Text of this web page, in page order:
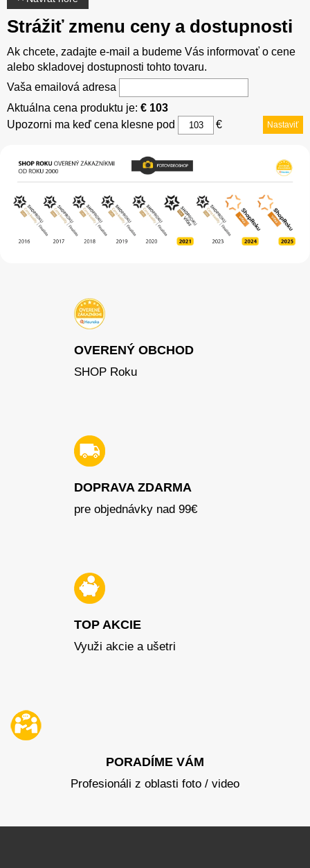
Strážiť zmenu ceny a dostupnosti
Ak chcete, zadajte e-mail a budeme Vás informovať o cene
alebo skladovej dostupnosti tohto tovaru.
Vaša emailová adresa
Aktuálna cena produktu je: € 103
Upozorni ma keď cena klesne pod
€ Nastaviť
OVERENÝ OBCHOD
SHOP Roku
DOPRAVA ZDARMA
pre objednávky nad 99€
TOP AKCIE
Využi akcie a ušetri
PORADÍME VÁM
Profesionáli z oblasti foto / video